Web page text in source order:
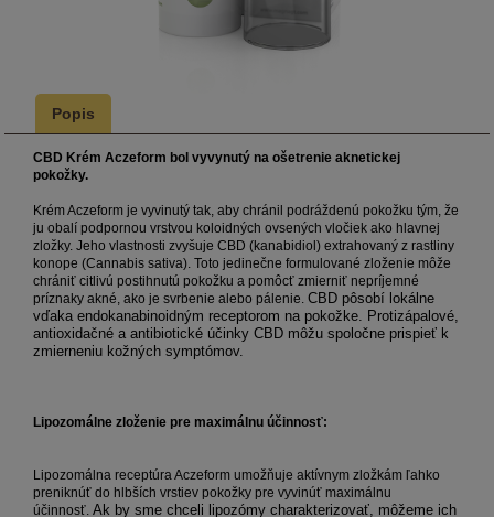
Popis
CBD Krém Aczeform bol vyvynutý na ošetrenie aknetickej
pokožky.
Krém Aczeform je vyvinutý tak, aby chránil podráždenú pokožku tým, že
ju obalí podpornou vrstvou koloidných ovsených vločiek ako hlavnej
zložky. Jeho vlastnosti zvyšuje CBD (kanabidiol) extrahovaný z rastliny
konope (Cannabis sativa). Toto jedinečne formulované zloženie môže
chrániť citlivú postihnutú pokožku a pomôcť zmierniť nepríjemné
príznaky akné, ako je svrbenie alebo pálenie. CBD pôsobí lokálne
vďaka endokanabinoidným receptorom na pokožke. Protizápalové,
antioxidačné a antibiotické účinky CBD môžu spoločne prispieť k
zmierneniu kožných symptómov.
Lipozomálne zloženie pre maximálnu účinnosť:
Lipozomálna receptúra ​​Aczeform umožňuje aktívnym zložkám ľahko
preniknúť do hlbších vrstiev pokožky pre vyvinúť maximálnu
účinnosť. Ak by sme chceli lipozómy charakterizovať, môžeme ich